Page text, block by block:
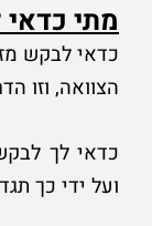
מתי כדאי
כדאי לבקש
הצוואה, וזו
כדאי לך
ועל ידי כך